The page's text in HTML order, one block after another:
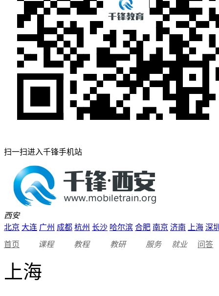
扫一扫进入千锋手机站
西安
北京 大连 广州 成都 杭州 长沙 哈尔滨 合肥 南京 济南 上海 深
首页 课程 教程 教研 服务 就业 问答
上海